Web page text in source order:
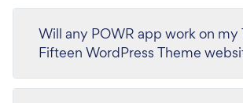
Will any POWR app work on my
Fifteen WordPress Theme